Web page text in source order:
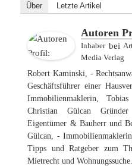
Über Letzte Artikel
Autoren
Inhaberbei
Media Verlag
Robert Kaminski, -
Geschäftsführer einer
Immobilienmaklerin,
Christian Gülcan
Eigentümer & Bauherr und
Gülcan, -
Tipps und Ratgeber zum
Mietrecht und Wohnungssuche.